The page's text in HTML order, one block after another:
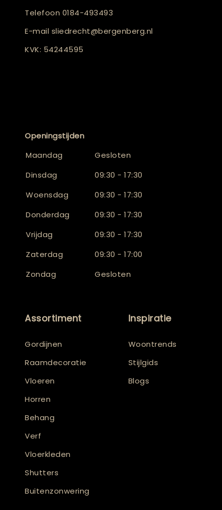
Telefoon 0184-493493
E-mail sliedrecht@bergenberg.nl
KVK: 54244595
Openingstijden
Maandag
Gesloten
Dinsdag
09:30 - 17:30
Woensdag
09:30 - 17:30
Donderdag
09:30 - 17:30
Vrijdag
09:30 - 17:30
Zaterdag
09:30 - 17:00
Zondag
Gesloten
Assortiment
Gordijnen
Raamdecoratie
Vloeren
Horren
Behang
Verf
Vloerkleden
Shutters
Buitenzonwering
Inspiratie
Woontrends
Stijlgids
Blogs